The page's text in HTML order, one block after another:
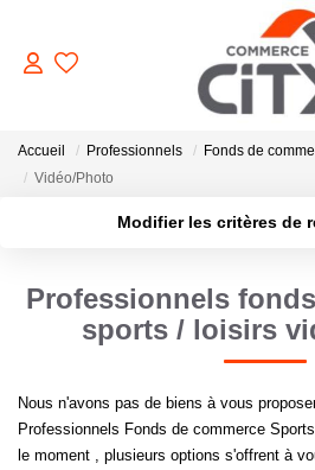
ACHETER
VENDRE
LOUER
ESTIMER
GERER
Accueil Professionnels Fonds de
Vidéo/Photo
Modifier les critères de
Sélectionnez...
Type de bien
Créer une alerte
Professionnels
sports / loisirs
Nous n'avons pas de biens à vous
Professionnels Fonds de commerce
le moment , plusieurs options s'offrent à